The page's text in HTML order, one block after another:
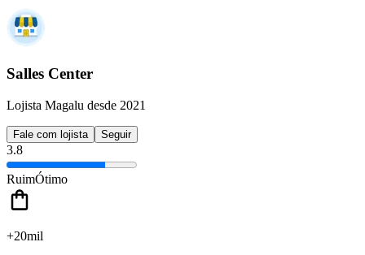
Salles Center
Lojista Magalu desde 2021
Fale com lojista Seguir
3.8
RuimÓtimo
+20mil